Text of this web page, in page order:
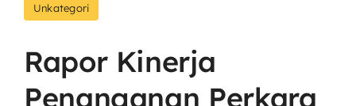
Profil Pengadilan
Informasi Umum
Unkategori
Rapor Kinerja
Penanganan Perkara